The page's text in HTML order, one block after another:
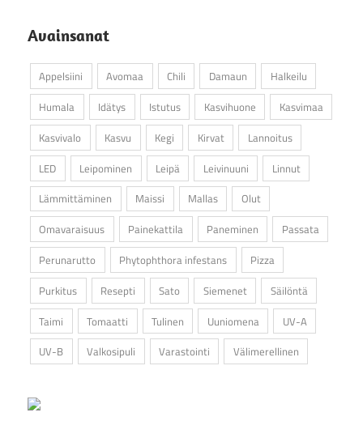
Avainsanat
Appelsiini Avomaa Chili Damaun
Halkeilu
Humala
Idätys Istutus Kasvihuone
Kasvimaa
Kasvivalo
Kasvu Kegi Kirvat
Lannoitus
LED
Leipominen Leipä Leivinuuni
Linnut
Lämmittäminen
Maissi Mallas
Olut
Omavaraisuus
Painekattila Paneminen
Passata
Perunarutto
Phytophthora infestans
Pizza
Purkitus
Resepti Sato Siemenet
Säilöntä
Taimi
Tomaatti Tulinen Uuniomena
UV-A
UV-B
Valkosipuli Varastointi Välimerellinen